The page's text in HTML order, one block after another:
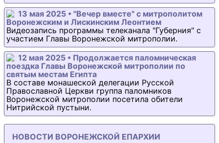
13 мая 2025 • "Вечер вместе" с митрополитом
Воронежским и Лискинским Леонтием
Видеозапись программы телеканала "Губерния" с
участием Главы Воронежской митрополии.
12 мая 2025 • Продолжается паломническая
поездка Главы Воронежской митрополии по
святым местам Египта
В составе монашеской делегации Русской
Православной Церкви группа паломников
Воронежской митрополии посетила обители
Нитрийской пустыни.
НОВОСТИ ВОРОНЕЖСКОЙ ЕПАРХИИ